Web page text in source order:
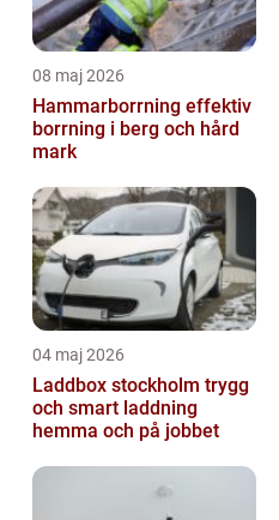
08 maj 2026
Hammarborrning effektiv
borrning i berg och hård
mark
04 maj 2026
Laddbox stockholm trygg
och smart laddning
hemma och på jobbet